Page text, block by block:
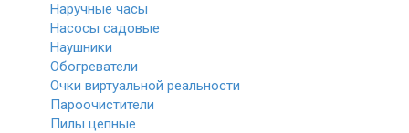
Наручные часы
Насосы садовые
Наушники
Обогреватели
Очки виртуальной реальности
Пароочистители
Пилы цепные